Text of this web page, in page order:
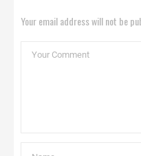
Your email address will not be